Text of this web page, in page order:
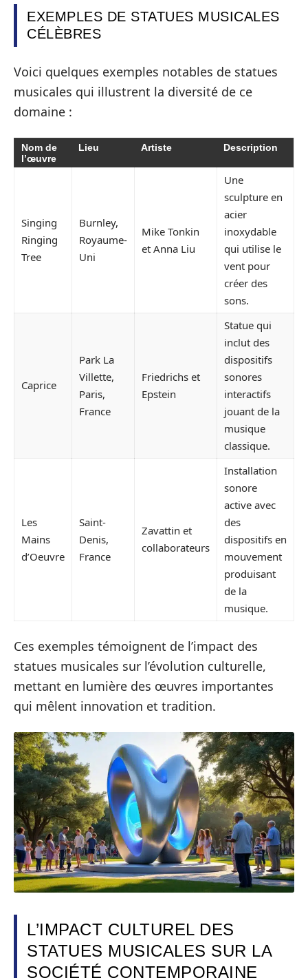
EXEMPLES DE STATUES MUSICALES
CÉLÈBRES
Voici quelques exemples notables de statues
musicales qui illustrent la diversité de ce
domaine :
Nom de
l’œuvre
Lieu Artiste Description
Singing
Ringing
Tree
Burnley,
Royaume-
Uni
Mike Tonkin
et Anna Liu
Une
sculpture en
acier
inoxydable
qui utilise le
vent pour
créer des
sons.
Caprice
Park La
Villette,
Paris,
France
Friedrichs et
Epstein
Statue qui
inclut des
dispositifs
sonores
interactifs
jouant de la
musique
classique.
Les
Mains
d’Oeuvre
Saint-
Denis,
France
Zavattin et
collaborateurs
Installation
sonore
active avec
des
dispositifs en
mouvement
produisant
de la
musique.
Ces exemples témoignent de l’impact des
statues musicales sur l’évolution culturelle,
mettant en lumière des œuvres importantes
qui mêlent innovation et tradition.
L’IMPACT CULTUREL DES
STATUES MUSICALES SUR LA
SOCIÉTÉ CONTEMPORAINE